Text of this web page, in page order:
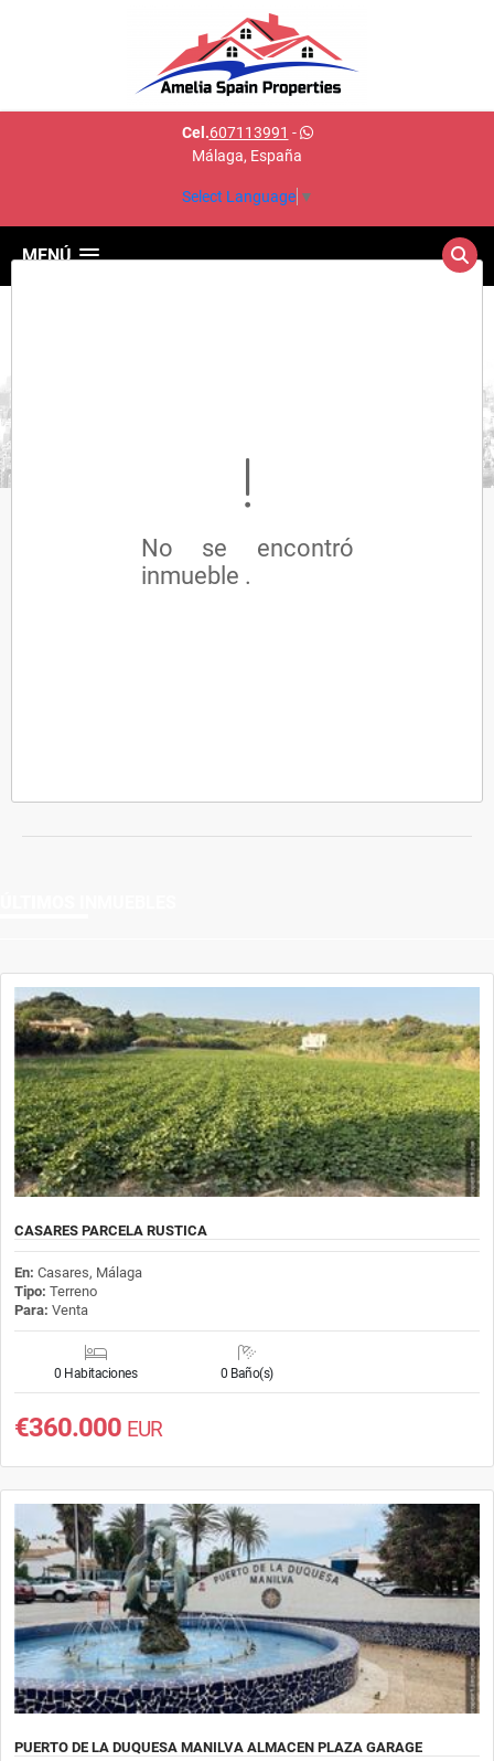
Cel.607113991 -
Málaga, España
Select Language ▼
MENÚ
No se encontró
inmueble .
CASARES PARCELA RUSTICA
En: Casares, Málaga
Tipo: Terreno
Para: Venta
0 Habitaciones 0 Baño(s)
€360.000 EUR
PUERTO DE LA DUQUESA MANILVA ALMACEN PLAZA GARAGE